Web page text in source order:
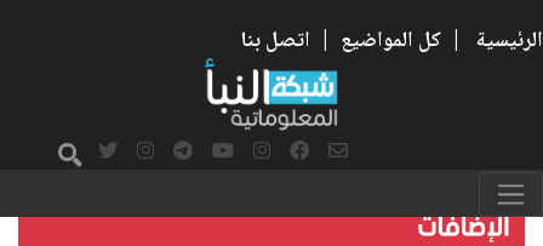
الرئيسية | كل المواضيع | اتصل بنا